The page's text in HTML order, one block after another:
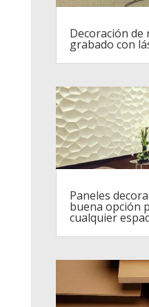
Decoración
grabado con
Paneles
buena opción
cualquier